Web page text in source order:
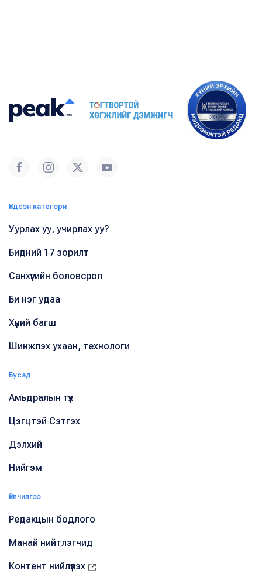
Үндсэн категори
Уурлах уу, учирлах уу?
Бидний 17 зорилт
Санхүүгийн боловсрол
Би нэг удаа
Хүний багш
Шинжлэх ухаан, технологи
Бусад
Амьдралын түүх
Цэгцтэй Сэтгэх
Дэлхий
Нийгэм
Үйлчилгээ
Редакцын бодлого
Манай нийтлэгчид
Контент нийлүүлэх